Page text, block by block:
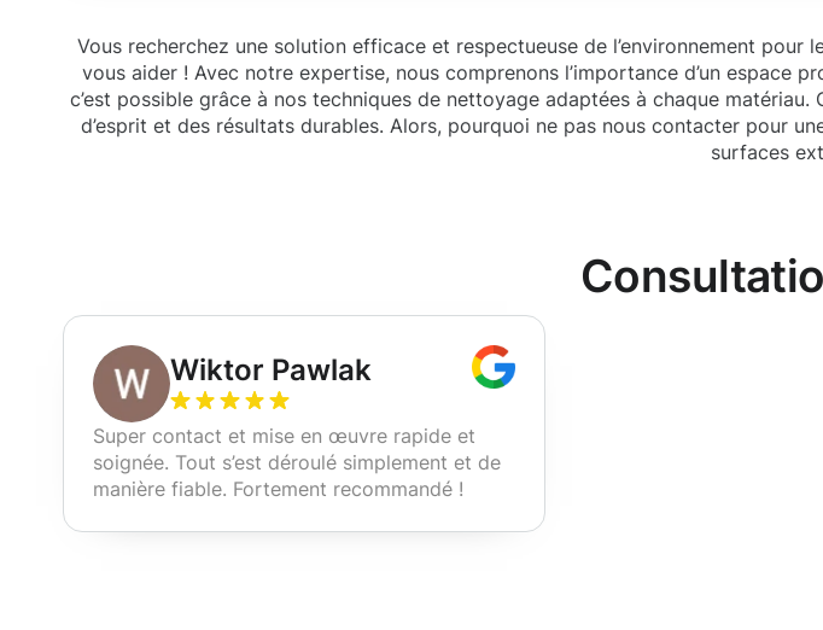
Vous recherchez une solution efficace et respectueuse de l’environnement
vous aider ! Avec notre expertise, nous comprenons l’importance d’un espace
c’est possible grâce à nos techniques de nettoyage adaptées à chaque
d’esprit et des résultats durables. Alors, pourquoi ne pas nous contacter pour
surfaces
Wiktor Pawlak
Super contact et mise en œuvre rapide et
soignée. Tout s’est déroulé simplement et de
manière fiable. Fortement recommandé !